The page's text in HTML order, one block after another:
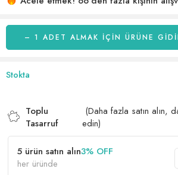
üzerinden
aldı
– 1 ADET ALMAK IÇIN ÜRÜNE
Stokta
Toplu
Tasarruf
(Daha fazla satın alın,
edin)
5 ürün satın alın3% OFF
her üründe